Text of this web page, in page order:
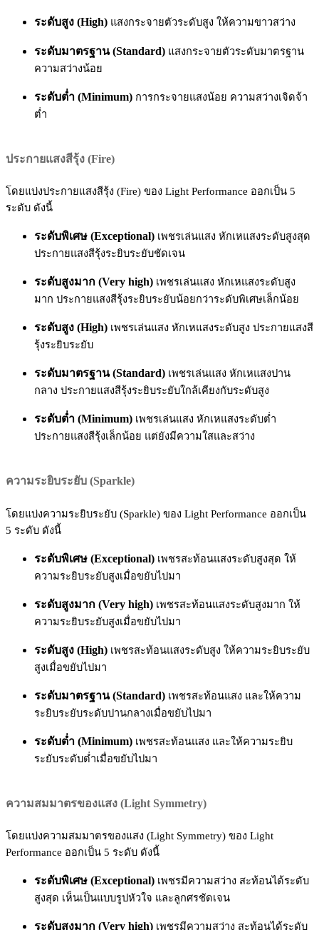
ระดับสูง (High) แสงกระจายตัวระดับสูง ให้ความขาวสว่าง
ระดับมาตรฐาน (Standard) แสงกระจายตัวระดับมาตรฐาน
ความสว่างน้อย
ระดับต่ำ (Minimum) การกระจายแสงน้อย ความสว่างเจิดจ้า
ต่ำ
ประกายแสงสีรุ้ง (Fire)
โดยแบ่งประกายแสงสีรุ้ง (Fire) ของ Light Performance ออกเป็น 5
ระดับ ดังนี้
ระดับพิเศษ (Exceptional) เพชรเล่นแสง หักเหแสงระดับสูงสุด
ประกายแสงสีรุ้งระยิบระยับชัดเจน
ระดับสูงมาก (Very high) เพชรเล่นแสง หักเหแสงระดับสูง
มาก ประกายแสงสีรุ้งระยิบระยับน้อยกว่าระดับพิเศษเล็กน้อย
ระดับสูง (High) เพชรเล่นแสง หักเหแสงระดับสูง ประกายแสงสี
รุ้งระยิบระยับ
ระดับมาตรฐาน (Standard) เพชรเล่นแสง หักเหแสงปาน
กลาง ประกายแสงสีรุ้งระยิบระยับใกล้เคียงกับระดับสูง
ระดับต่ำ (Minimum) เพชรเล่นแสง หักเหแสงระดับต่ำ
ประกายแสงสีรุ้งเล็กน้อย แต่ยังมีความใสและสว่าง
ความระยิบระยับ (Sparkle)
โดยแบ่งความระยิบระยับ (Sparkle) ของ Light Performance ออกเป็น
5 ระดับ ดังนี้
ระดับพิเศษ (Exceptional) เพชรสะท้อนแสงระดับสูงสุด ให้
ความระยิบระยับสูงเมื่อขยับไปมา
ระดับสูงมาก (Very high) เพชรสะท้อนแสงระดับสูงมาก ให้
ความระยิบระยับสูงเมื่อขยับไปมา
ระดับสูง (High) เพชรสะท้อนแสงระดับสูง ให้ความระยิบระยับ
สูงเมื่อขยับไปมา
ระดับมาตรฐาน (Standard) เพชรสะท้อนแสง และให้ความ
ระยิบระยับระดับปานกลางเมื่อขยับไปมา
ระดับต่ำ (Minimum) เพชรสะท้อนแสง และให้ความระยิบ
ระยับระดับต่ำเมื่อขยับไปมา
ความสมมาตรของแสง (Light Symmetry)
โดยแบ่งความสมมาตรของแสง (Light Symmetry) ของ Light
Performance ออกเป็น 5 ระดับ ดังนี้
ระดับพิเศษ (Exceptional) เพชรมีความสว่าง สะท้อนได้ระดับ
สูงสุด เห็นเป็นแบบรูปหัวใจ และลูกศรชัดเจน
ระดับสูงมาก (Very high) เพชรมีความสว่าง สะท้อนได้ระดับ